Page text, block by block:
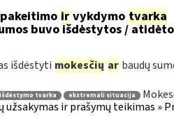
irvykdymo tvarka
buvo išdėstytos /
išdėstyti mokesčių ar baudų
išdėstymo tvarka ekstremali situacija
ir prašymų teikimas »